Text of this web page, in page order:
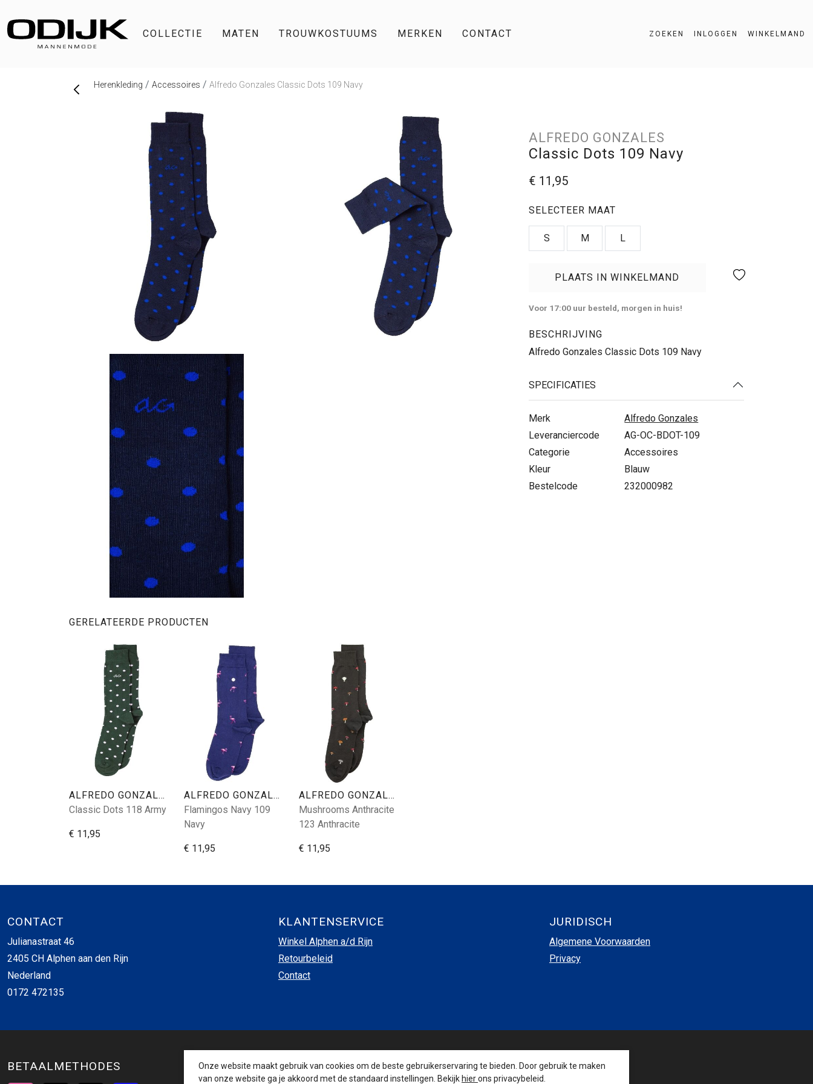
COLLECTIE MATEN TROUWKOSTUUMS MERKEN CONTACT ZOEKEN INLOGGEN WINKELMAND
Herenkleding Accessoires Alfredo Gonzales Classic Dots 109 Navy
ALFREDO GONZALES
Classic Dots 109 Navy
€ 11,95
SELECTEER MAAT
S M L
PLAATS IN WINKELMAND
Voor 17:00 uur besteld, morgen in huis!
BESCHRIJVING
Alfredo Gonzales Classic Dots 109 Navy
SPECIFICATIES
Merk
Alfredo Gonzales
Leveranciercode
AG-OC-BDOT-109
Categorie
Accessoires
Kleur
Blauw
Bestelcode
232000982
GERELATEERDE PRODUCTEN
ALFREDO GONZALES
Classic Dots 118 Army
€ 11,95
ALFREDO GONZALES
Flamingos Navy 109
Navy
€ 11,95
ALFREDO GONZALES
Mushrooms Anthracite
123 Anthracite
€ 11,95
CONTACT
Julianastraat 46
2405 CH Alphen aan den Rijn
Nederland
0172 472135
KLANTENSERVICE
Winkel Alphen a/d Rijn
Retourbeleid
Contact
JURIDISCH
Algemene Voorwaarden
Privacy
BETAALMETHODES INSCHRIJVEN NIEUWSBRIEF VOLG ONS
Onze website maakt gebruik van cookies om de beste gebruikerservaring te bieden. Door gebruik te maken
van onze website ga je akkoord met de standaard instellingen. Bekijk hierons privacybeleid.